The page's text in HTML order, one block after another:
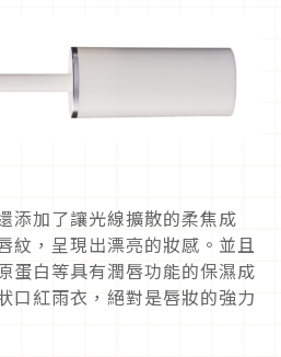
添加了讓光線擴散的柔焦成
紋，呈現出漂亮的妝感。並且
蛋白等具有潤唇功能的保濕成
口紅雨衣，絕對是唇妝的強力